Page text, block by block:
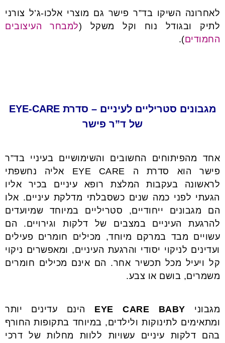
לאחרונה השיקו בד”ר פישר גם מוצרי אלכו-ג’ל צורני
לתיק ובגודל נוח וקל משקל (למבחר העיצובים
החמודים).
מגבונים סטריליים לעיניים – סדרת EYE-CARE
של ד”ר פישר
אחד מהפיתוחים החשובים והשימושיים בעיניי בד”ר
פישר הוא סדרת ה EYE CARE אליה נחשפתי
לראשונה בעקבות המלצת רופא עיניים בכיר אליו
הגעתי לפני כמה שנים כשסבלתי מדלקת עיניים. אלו
הם מגבונים ייחודיים, סטריליים במיוחד שמיועדים
להרגעת העיניים במצבים של דלקות וגירויים. הם
עשויים מבד במרקם מיוחד, מכילים חומרים פעילים
ועדינים לניקוי יסודי והרגעת העיניים, ומאפשרים ניקוי
קל ויעיל מכל תכשיר אחר. הם אינם מכילים חומרים
משמרים, בושם או צבע.
מגבוני
הינם עדינים יותר
ומתאימים לתינוקות ולילדים, במיוחד בתקופות החורף
בהם דלקות עיניים עשויות ללוות מחלות של דרכי